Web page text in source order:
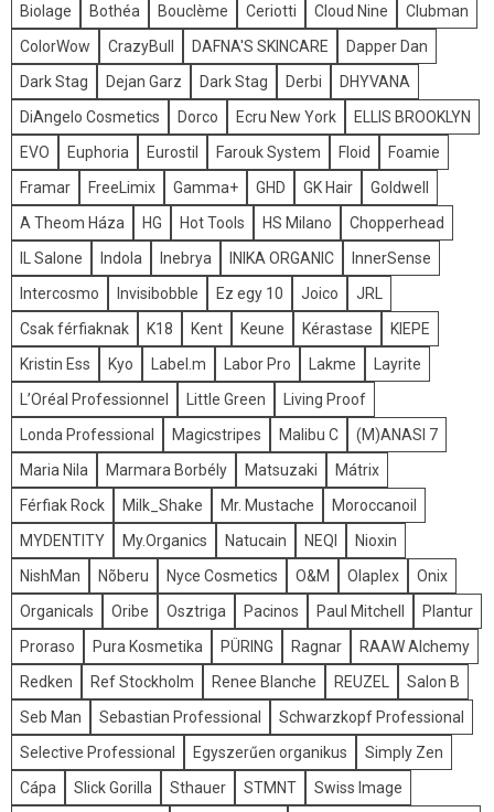
Biolage
Bothéa Bouclème Ceriotti Cloud Nine
Clubman
ColorWow
CrazyBull DAFNA'S SKINCARE
Dapper Dan
Dark Stag
Dejan Garz Dark Stag Derbi
DHYVANA
DiAngelo Cosmetics
Dorco Ecru New York
ELLIS BROOKLYN
EVO
Euphoria Eurostil Farouk System Floid
Foamie
Framar
FreeLimix Gamma+ GHD GK Hair
Goldwell
A Theom Háza
HG Hot Tools HS Milano
Chopperhead
IL Salone
Indola Inebrya INIKA ORGANIC
InnerSense
Intercosmo
Invisibobble Ez egy 10 Joico
JRL
Csak férfiaknak
K18 Kent Keune Kérastase
KIEPE
Kristin Ess
Kyo Label.m Labor Pro Lakme
Layrite
L’Oréal Professionnel
Little Green
Living Proof
Londa Professional
Magicstripes Malibu C
(M)ANASI 7
Maria Nila
Marmara Borbély Matsuzaki
Mátrix
Férfiak Rock
Milk_Shake Mr. Mustache
Moroccanoil
MYDENTITY
My.Organics Natucain NEQI
Nioxin
NishMan
Nõberu Nyce Cosmetics O&M Olaplex
Onix
Organicals
Oribe Osztriga Pacinos Paul Mitchell
Plantur
Proraso
Pura Kosmetika PÜRING Ragnar
RAAW Alchemy
Redken
Ref Stockholm Renee Blanche REUZEL
Salon B
Seb Man
Sebastian Professional
Schwarzkopf Professional
Selective Professional
Egyszerűen organikus
Simply Zen
Cápa
Slick Gorilla Sthauer STMNT
Swiss Image